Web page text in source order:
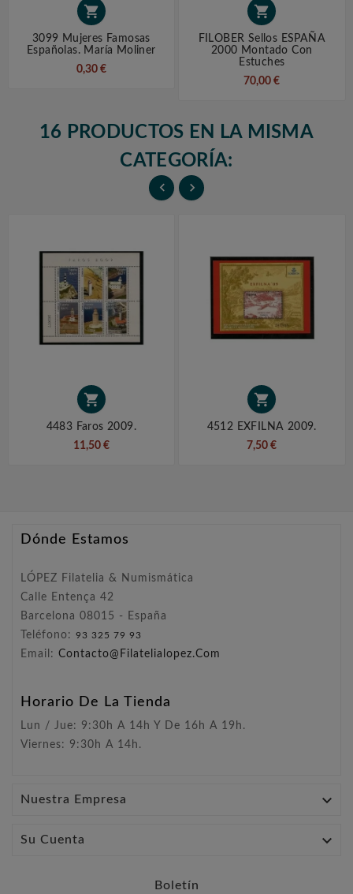

3099 Mujeres Famosas
Españolas. María Moliner
0,30 €

FILOBER Sellos ESPAÑA
2000 Montado Con
Estuches
70,00 €
16 PRODUCTOS EN LA MISMA
CATEGORÍA:
 

4483 Faros 2009.
11,50 €

4512 EXFILNA 2009.
7,50 €
Dónde Estamos
LÓPEZ Filatelia & Numismática
Calle Entença 42
Barcelona 08015 - España
Teléfono: 93 325 79 93
Email: Contacto@filatelialopez.com
Horario De La Tienda
Lun / Jue: 9:30h A 14h Y De 16h A 19h.
Viernes: 9:30h A 14h.
Nuestra Empresa 
Su Cuenta 
Boletín